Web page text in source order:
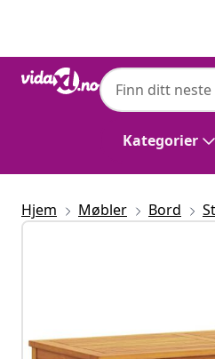
Kategorier
Hjem Møbler Bord